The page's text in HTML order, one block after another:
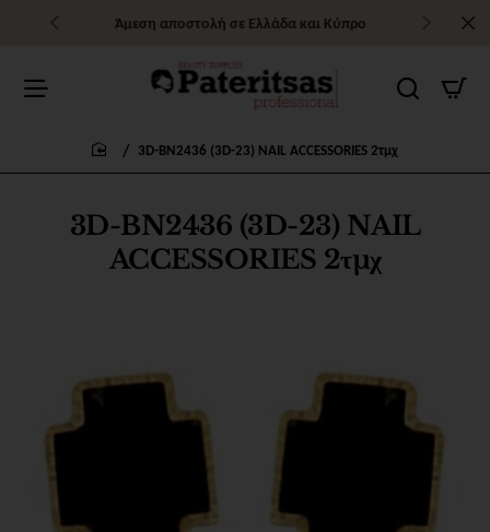
Άμεση αποστολή σε Ελλάδα και Κύπρο
3D-BN2436 (3D-23) NAIL
ACCESSORIES 2τμχ
3D-BN2436 (3D-23) NAIL ACCESSORIES 2τμχ